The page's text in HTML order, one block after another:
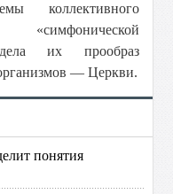
коллективного
«симфонической
их прообраз
— Церкви.
понятия